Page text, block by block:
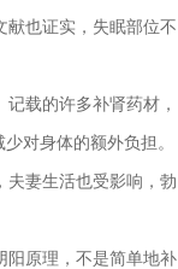
献也证实，失眠部位不
载的许多补肾药材，
对身体的额外负担。
夫妻生活也受影响，勃
阳原理，不是简单地补